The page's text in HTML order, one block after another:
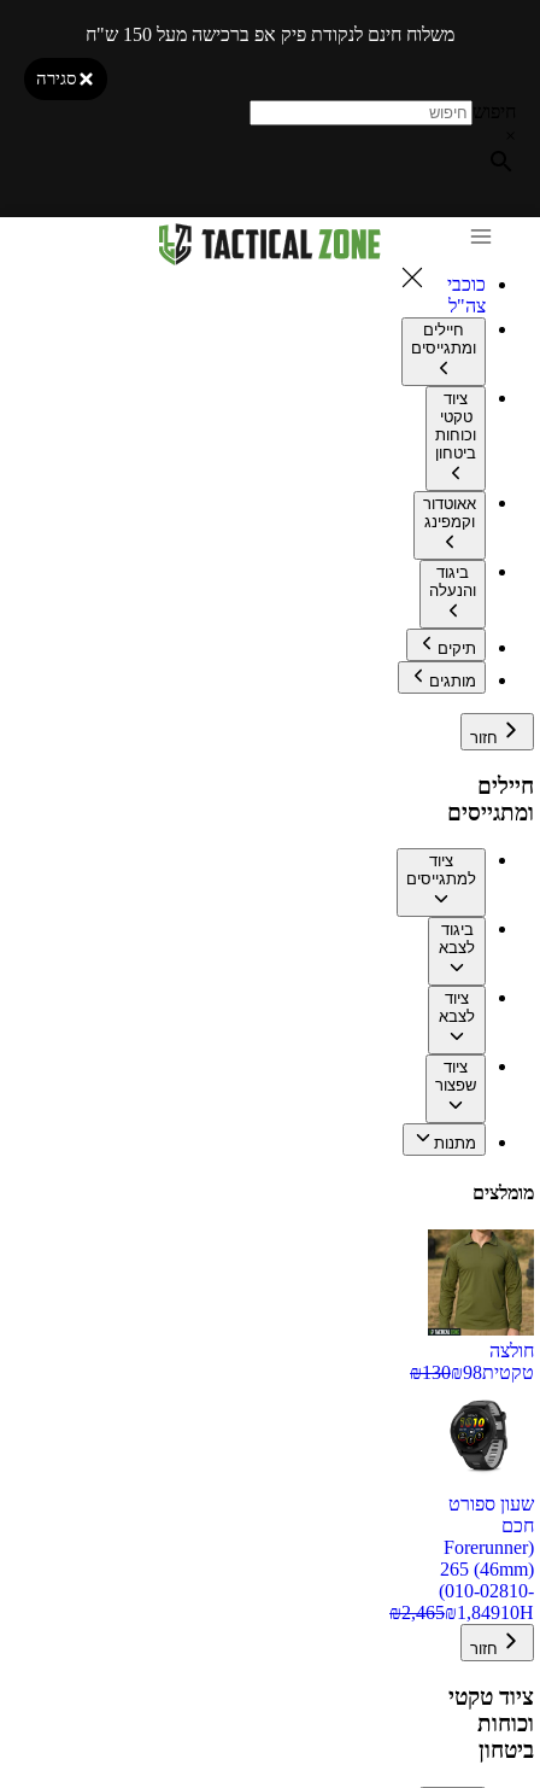
משלוח חינם לנקודת פיק אפ ברכישה מעל 150 ש"ח
סגירה
כוכבי
צה"ל
חיילים
ומתגייסים
ציוד
טקטי
וכוחות
ביטחון
אאוטדור
וקמפינג
ביגוד
והנעלה
תיקים
מותגים
חזור
חיילים
ומתגייסים
ציוד
למתגייסים
ביגוד
לצבא
ציוד
לצבא
ציוד
שפצור
מתנות
מומלצים
חולצה
טקטית
₪98
₪130
שעון ספורט
חכם
(Forerunner
265 (46mm)
(010-02810-
10H
₪1,849
₪2,465
חזור
ציוד טקטי
וכוחות
ביטחון